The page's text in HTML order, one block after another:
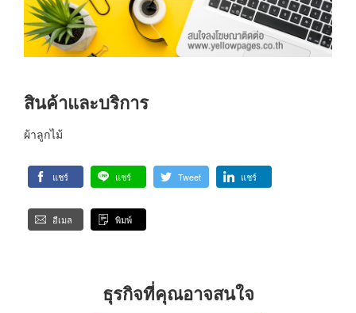
สินค้าและบริการ
ผ้าลูกไม้
แชร์ แชร์ Tweet แชร์
อีเมล พิมพ์
ธุรกิจที่คุณอาจสนใจ